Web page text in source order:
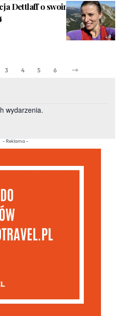
Dettlaff o swoim starcie w
3 4 5 6
wydarzenia.
- Reklama -